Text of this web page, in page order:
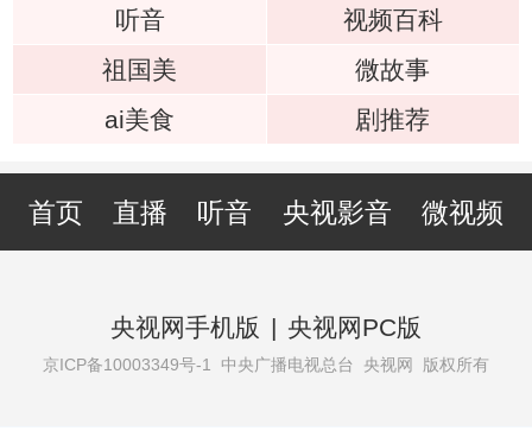
听音
视频百科
祖国美
微故事
ai美食
剧推荐
首页 直播 听音 央视影音 微视频
央视网手机版 | 央视网PC版
京ICP备10003349号-1 中央广播电视总台 央视网 版权所有